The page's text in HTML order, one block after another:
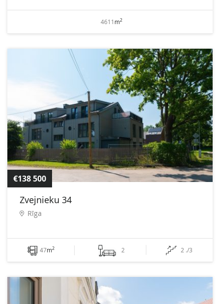
4611m2
€138 500
Zvejnieku 34
Rīga
47m2 2 2 ./3